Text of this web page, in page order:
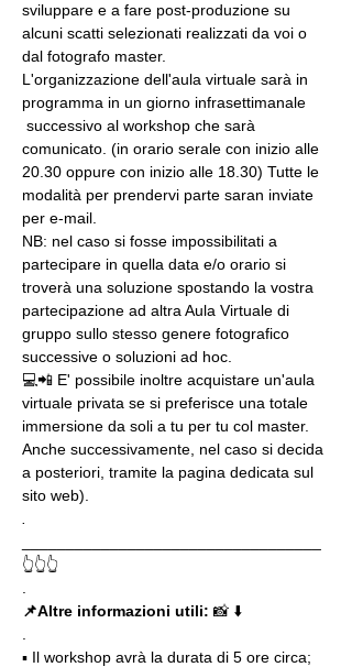
sviluppare e a fare post-produzione su
alcuni scatti selezionati realizzati da voi o
dal fotografo master.
L'organizzazione dell'aula virtuale sarà in
programma in un giorno infrasettimanale
successivo al workshop che sarà
comunicato. (in orario serale con inizio alle
20.30 oppure con inizio alle 18.30) Tutte le
modalità per prendervi parte saran inviate
per e-mail.
NB: nel caso si fosse impossibilitati a
partecipare in quella data e/o orario si
troverà una soluzione spostando la vostra
partecipazione ad altra Aula Virtuale di
gruppo sullo stesso genere fotografico
successive o soluzioni ad hoc.
💻📲 E' possibile inoltre acquistare un'aula
virtuale privata se si preferisce una totale
immersione da soli a tu per tu col master.
Anche successivamente, nel caso si decida
a posteriori, tramite la pagina dedicata sul
sito web).
👆👆👆
📌Altre informazioni utili: 📸 ⬇️
▪️ Il workshop avrà la durata di 5 ore circa;